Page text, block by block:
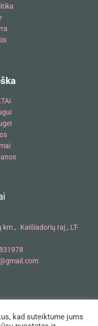
Kaišiadorių raj., LT-
| Powered by Daivos
kad suteiktume jums